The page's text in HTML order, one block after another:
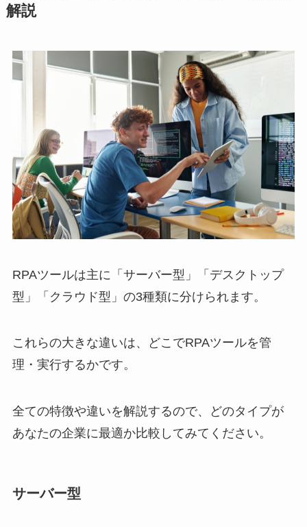
解説
RPAツールは主に「サーバー型」「デスクトップ
型」「クラウド型」の3種類に分けられます。
これらの大きな違いは、どこでRPAツールを管
理・実行するかです。
全ての特徴や違いを解説するので、どのタイプが
あなたの企業に最適か比較してみてください。
サーバー型